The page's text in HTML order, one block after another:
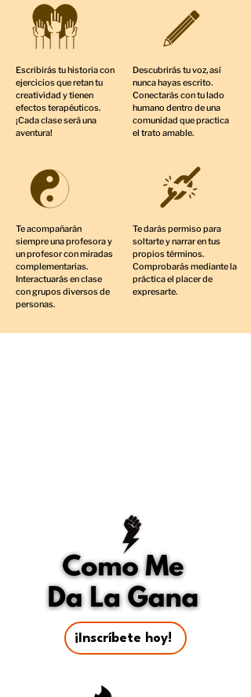
Escribirás tu historia con
ejercicios que retan tu
creatividad y tienen
efectos terapéuticos.
¡Cada clase será una
aventura!
Te acompañarán
siempre una profesora y
un profesor con miradas
complementarias.
Interactuarás en clase
con grupos diversos de
personas.
Descubrirás tu voz, así
nunca hayas escrito.
Conectarás con tu lado
humano dentro de una
comunidad que practica
el trato amable.
Te darás permiso para
soltarte y narrar en tus
propios términos.
Comprobarás mediante la
práctica el placer de
expresarte.
¡Inscríbete hoy!